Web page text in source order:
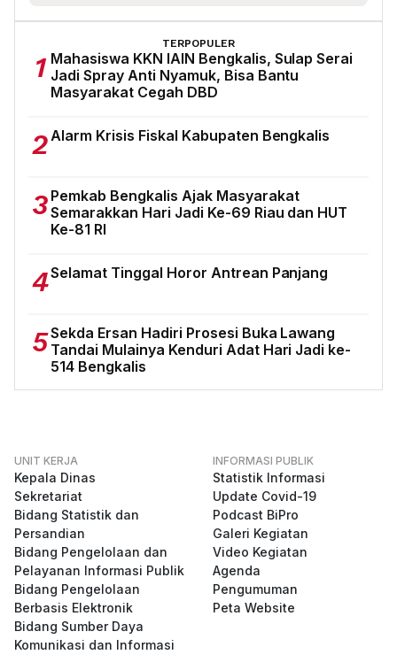
TERPOPULER
1 Mahasiswa KKN IAIN Bengkalis, Sulap Serai
Jadi Spray Anti Nyamuk, Bisa Bantu
Masyarakat Cegah DBD
2 Alarm Krisis Fiskal Kabupaten Bengkalis
3 Pemkab Bengkalis Ajak Masyarakat
Semarakkan Hari Jadi Ke-69 Riau dan HUT
Ke-81 RI
4Selamat Tinggal Horor Antrean Panjang
5Sekda Ersan Hadiri Prosesi Buka Lawang
Tandai Mulainya Kenduri Adat Hari Jadi ke-
514 Bengkalis
UNIT KERJA
Kepala Dinas
Sekretariat
Bidang Statistik dan
Persandian
Bidang Pengelolaan dan
Pelayanan Informasi Publik
Bidang Pengelolaan
Berbasis Elektronik
Bidang Sumber Daya
Komunikasi dan Informasi
INFORMASI PUBLIK
Statistik Informasi
Update Covid-19
Podcast BiPro
Galeri Kegiatan
Video Kegiatan
Agenda
Pengumuman
Peta Website